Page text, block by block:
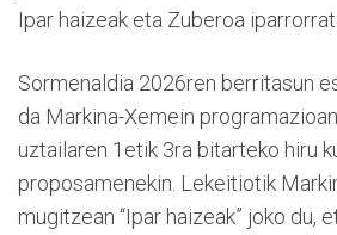
Ipar haizeak eta Zuberoa
Sormenaldia 2026ren berritasun
da Markina-Xemein
uztailaren 1etik 3ra bitarteko hiru
proposamenekin. Lekeitiotik
mugitzean “Ipar haizeak” joko du,